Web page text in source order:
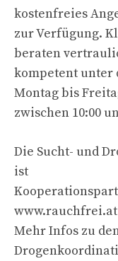
kostenfreies
zur Verfügung.
beraten
kompetent unter
Montag bis
zwischen 10:00
Die Sucht- und
ist
www.rauchfrei.at
Mehr Infos zu